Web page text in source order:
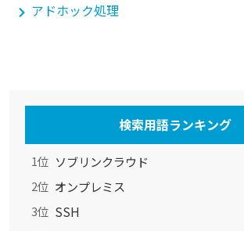
アドホック処理
検索用語ランキング
1位 ソブリンクラウド
2位 オンプレミス
3位 SSH